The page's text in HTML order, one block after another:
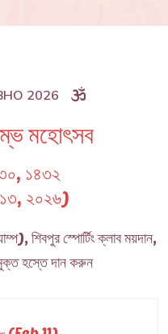
2026
মহোৎসব
১৪৩২
১৩, ২০২৬)
শিবপুর স্পোর্টিং ক্লাব ময়দান,
হস্তে দান করুন